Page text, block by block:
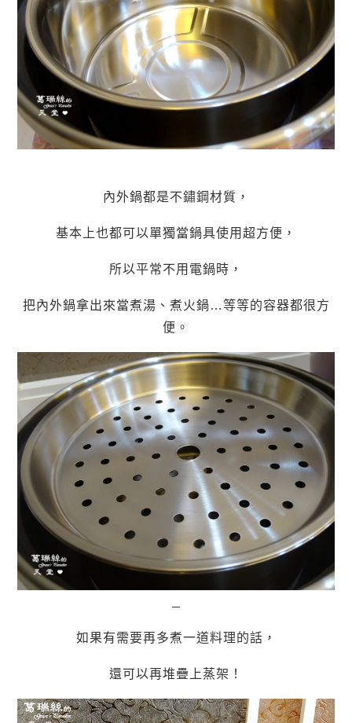
內外鍋都是不鏽鋼材質，
基本上也都可以單獨當鍋具使用超方便，
所以平常不用電鍋時，
把內外鍋拿出來當煮湯、煮火鍋…等等的容器都很方
便。
如果有需要再多煮一道料理的話，
還可以再堆疊上蒸架！